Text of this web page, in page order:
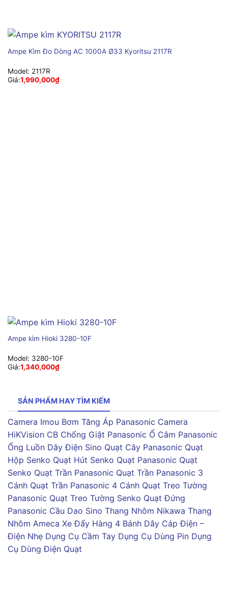
Ampe Kìm Đo Dòng AC 1000A Ø33 Kyoritsu 2117R
Model: 2117R
Giá:1,990,000₫
Ampe kìm Hioki 3280-10F
Model: 3280-10F
Giá:1,340,000₫
SẢN PHẨM HAY TÌM KIẾM
Camera Imou Bơm Tăng Áp Panasonic Camera
HiKVision CB Chống Giật Panasonic Ổ Cắm Panasonic
Ống Luồn Dây Điện Sino Quạt Cây Panasonic Quạt
Hộp Senko Quạt Hút Senko Quạt Panasonic Quạt
Senko Quạt Trần Panasonic Quạt Trần Panasonic 3
Cánh Quạt Trần Panasonic 4 Cánh Quạt Treo Tường
Panasonic Quạt Treo Tường Senko Quạt Đứng
Panasonic Cầu Dao Sino Thang Nhôm Nikawa Thang
Nhôm Ameca Xe Đẩy Hàng 4 Bánh Dây Cáp Điện –
Điện Nhẹ Dụng Cụ Cầm Tay Dụng Cụ Dùng Pin Dụng
Cụ Dùng Điện Quạt